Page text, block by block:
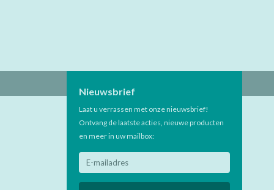
Nieuwsbrief
Laat u verrassen met onze nieuwsbrief!
Ontvang de laatste acties, nieuwe producten
en meer in uw mailbox: